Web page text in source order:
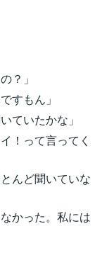
」
すもん」
いたかな」
！って言ってく
ど聞いていな
った。私には